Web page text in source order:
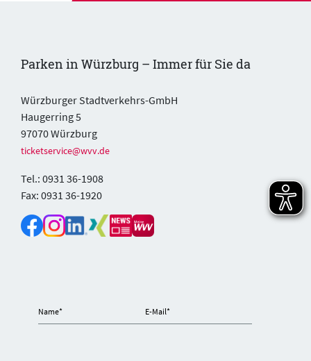
Parken in Würzburg – Immer für Sie da
Würzburger Stadtverkehrs-GmbH
Haugerring 5
97070 Würzburg
ticketservice@wvv.de
Tel.: 0931 36-1908
Fax: 0931 36-1920
Name* E-Mail*